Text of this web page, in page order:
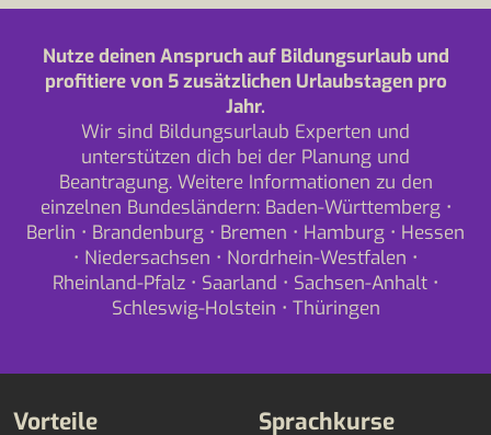
Nutze deinen Anspruch auf Bildungsurlaub und
profitiere von 5 zusätzlichen Urlaubstagen pro
Jahr.
Wir sind Bildungsurlaub Experten und
unterstützen dich bei der Planung und
Beantragung. Weitere Informationen zu den
einzelnen Bundesländern: Baden-Württemberg•
Berlin • Brandenburg • Bremen • Hamburg • Hessen
• Niedersachsen • Nordrhein-Westfalen •
Rheinland-Pfalz • Saarland • Sachsen-Anhalt •
Schleswig-Holstein • Thüringen
Vorteile Sprachkurse